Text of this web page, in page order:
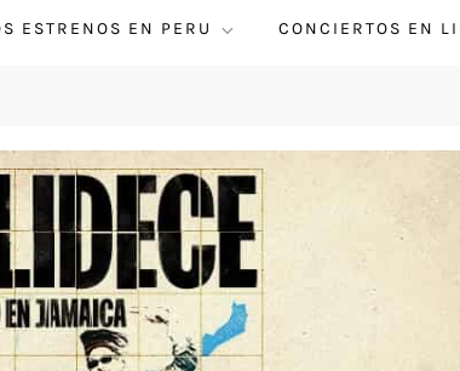
ESTRENOS EN PERU CONCIERTOS EN